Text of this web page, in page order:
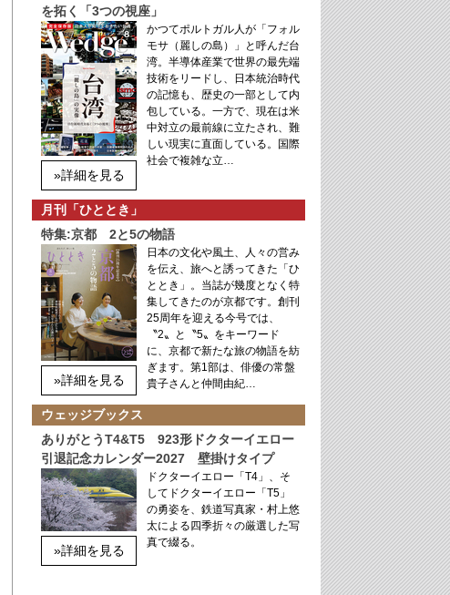
を拓く「3つの視座」
»詳細を見る
かつてポルトガル人が「フォル
モサ（麗しの島）」と呼んだ台
湾。半導体産業で世界の最先端
技術をリードし、日本統治時代
の記憶も、歴史の一部として内
包している。一方で、現在は米
中対立の最前線に立たされ、難
しい現実に直面している。国際
社会で複雑な立…
月刊「ひととき」
特集:京都 2と5の物語
»詳細を見る
日本の文化や風土、人々の営み
を伝え、旅へと誘ってきた「ひ
ととき」。当誌が幾度となく特
集してきたのが京都です。創刊
25周年を迎える今号では、
〝2〟と〝5〟をキーワード
に、京都で新たな旅の物語を紡
ぎます。第1部は、俳優の常盤
貴子さんと仲間由紀…
ウェッジブックス
ありがとうT4&T5 923形ドクターイエロー
引退記念カレンダー2027 壁掛けタイプ
»詳細を見る
ドクターイエロー「T4」、そ
してドクターイエロー「T5」
の勇姿を、鉄道写真家・村上悠
太による四季折々の厳選した写
真で綴る。